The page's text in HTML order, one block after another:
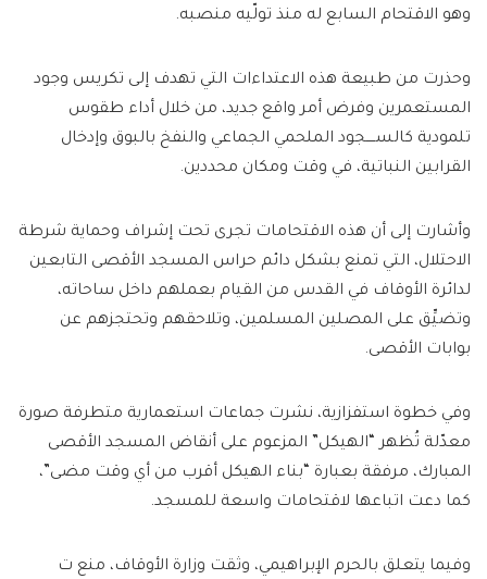
وهو الاقتحام السابع له منذ تولّيه منصبه.
وحذرت من طبيعة هذه الاعتداءات التي تهدف إلى تكريس وجود
المستعمرين وفرض أمر واقع جديد، من خلال أداء طقوس
تلمودية كالســــجود الملحمي الجماعي والنفخ بالبوق وإدخال
القرابين النباتية، في وقت ومكان محددين.
وأشارت إلى أن هذه الاقتحامات تجرى تحت إشراف وحماية شرطة
الاحتلال، التي تمنع بشكل دائم حراس المسجد الأقصى التابعين
لدائرة الأوقاف في القدس من القيام بعملهم داخل ساحاته،
وتضيِّق على المصلين المسلمين، وتلاحقهم وتحتجزهم عن
بوابات الأقصى.
وفي خطوة استفزازية، نشرت جماعات استعمارية متطرفة صورة
معدّلة تُظهر “الهيكل” المزعوم على أنقاض المسجد الأقصى
المبارك، مرفقة بعبارة “بناء الهيكل أقرب من أي وقت مضى”،
كما دعت اتباعها لاقتحامات واسعة للمسجد.
وفيما يتعلق بالحرم الإبراهيمي، وثقت وزارة الأوقاف، منع ت